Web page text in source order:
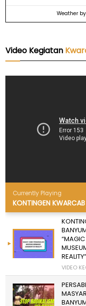
Weather
Video Kegiatan
Currently Playing
REALITY”
VIDEO